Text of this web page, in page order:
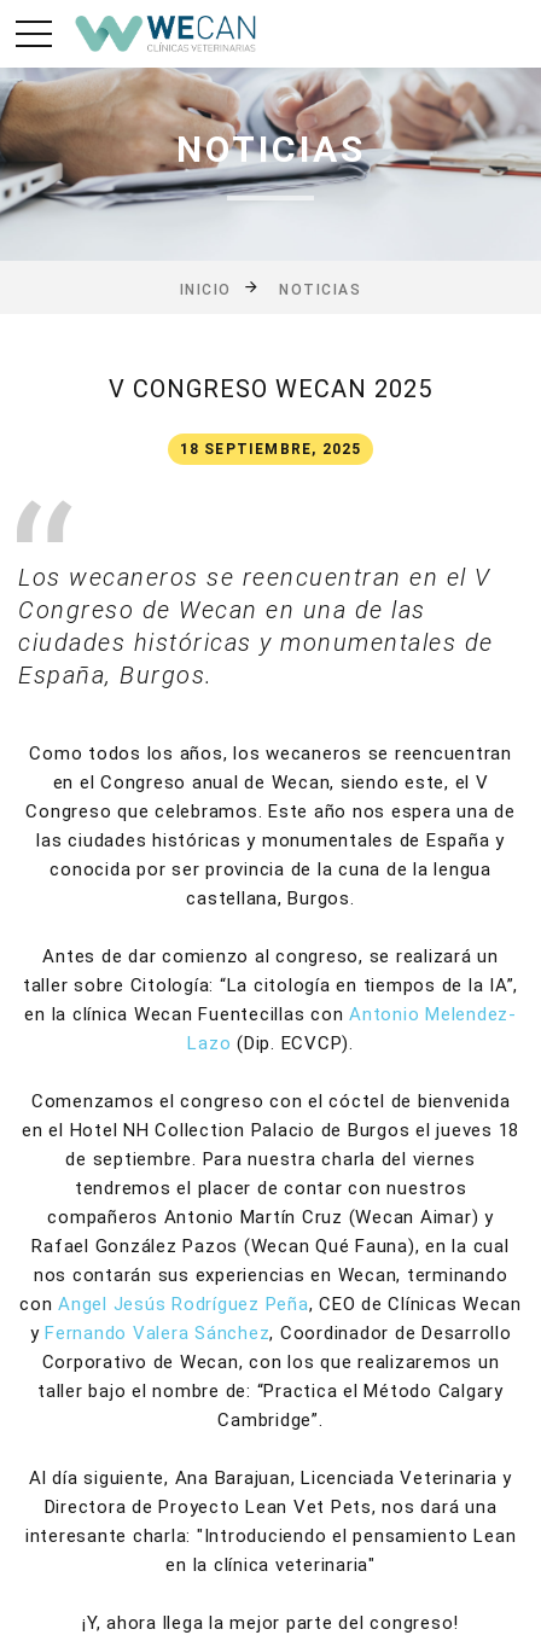
NOTICIAS
INICIO NOTICIAS
V CONGRESO WECAN 2025
18 SEPTIEMBRE, 2025
Los wecaneros se reencuentran en el V
Congreso de Wecan en una de las
ciudades históricas y monumentales de
España, Burgos.
Como todos los años, los wecaneros se reencuentran
en el Congreso anual de Wecan, siendo este, el V
Congreso que celebramos. Este año nos espera una de
las ciudades históricas y monumentales de España y
conocida por ser provincia de la cuna de la lengua
castellana, Burgos.
Antes de dar comienzo al congreso, se realizará un
taller sobre Citología: “La citología en tiempos de la IA”,
en la clínica Wecan Fuentecillas con Antonio Melendez-
Lazo (Dip. ECVCP).
Comenzamos el congreso con el cóctel de bienvenida
en el Hotel NH Collection Palacio de Burgos el jueves 18
de septiembre. Para nuestra charla del viernes
tendremos el placer de contar con nuestros
compañeros Antonio Martín Cruz (Wecan Aimar) y
Rafael González Pazos (Wecan Qué Fauna), en la cual
nos contarán sus experiencias en Wecan, terminando
conAngel Jesús Rodríguez Peña, CEO de Clínicas Wecan
y Fernando Valera Sánchez, Coordinador de Desarrollo
Corporativo de Wecan, con los que realizaremos un
taller bajo el nombre de: “Practica el Método Calgary
Cambridge”.
Al día siguiente, Ana Barajuan, Licenciada Veterinaria y
Directora de Proyecto Lean Vet Pets, nos dará una
interesante charla: "Introduciendo el pensamiento Lean
en la clínica veterinaria"
¡Y, ahora llega la mejor parte del congreso!